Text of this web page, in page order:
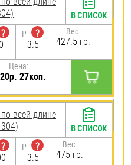
?
P
?
3.5
Вес:
427.5 гр.
Цена:
27коп.
В СПИСОК
всей длине
?
P
?
3.5
Вес:
475 гр.
В СПИСОК